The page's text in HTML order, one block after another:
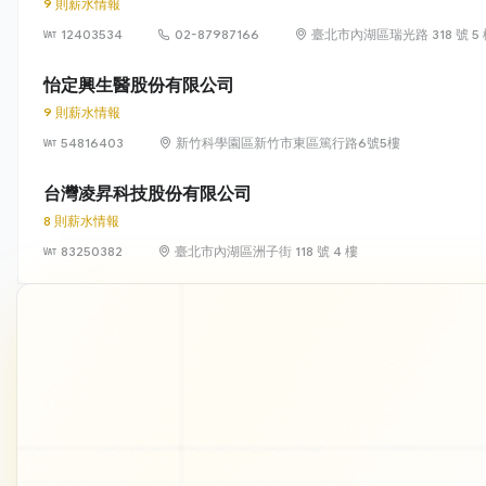
9 則薪水情報
12403534
02-87987166 臺北市內湖區瑞光路 318 號 5
怡定興生醫股份有限公司
9 則薪水情報
54816403
新竹科學園區新竹市東區篤行路6號5樓
台灣凌昇科技股份有限公司
8 則薪水情報
83250382
臺北市內湖區洲子街 118 號 4 樓